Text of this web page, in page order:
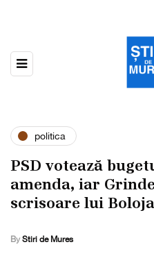
politica
PSD votează
amenda, iar
scrisoare lui
By Stiri de Mures